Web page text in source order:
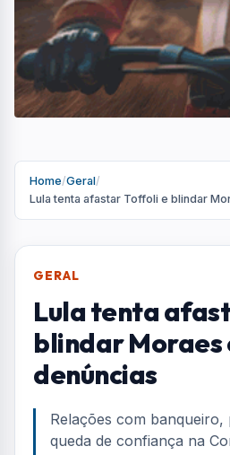
Lula tenta
blindar Moraes
denúncias
R
Publicado em 19 de março de 2026
COMPARTILHAR: